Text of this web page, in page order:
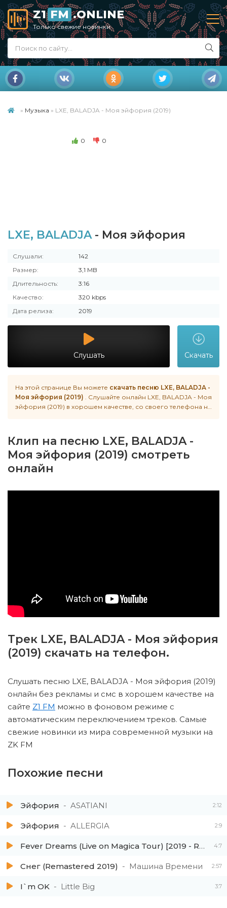
Z1 FM .ONLINE
Только свежие новинки
» Музыка » LXE, BALADJA - Моя эйфория (2019)
0 0
LXE, BALADJA- Моя эйфория
Слушали:
142
Размер:
3,1 MB
Длительность:
3:16
Качество:
320 kbps
Дата релиза:
2019
Слушать Скачать
На этой странице Вы можете скачать песню LXE, BALADJA -
Моя эйфория (2019) . Слушайте онлайн LXE, BALADJA - Моя
эйфория (2019) в хорошем качестве, со своего телефона на
качайте без ограничений и рекламы.
Клип на песню LXE, BALADJA -
Моя эйфория (2019) смотреть
онлайн
Трек LXE, BALADJA - Моя эйфория
(2019) скачать на телефон.
Слушать песню LXE, BALADJA - Моя эйфория (2019)
онлайн без рекламы и смс в хорошем качестве на
сайте Z1 FM можно в фоновом режиме с
автоматическим переключением треков. Самые
свежие новинки из мира современной музыки на
ZK FM
Похожие песни
Эйфория ASATIANI 2:12
Эйфория ALLERGIA 2:9
Fever Dreams (Live on Magica Tour) [2019 - Remaster] 4:7
Снег (Remastered 2019) Машина Времени 2:57
I`m OK Little Big 3:7